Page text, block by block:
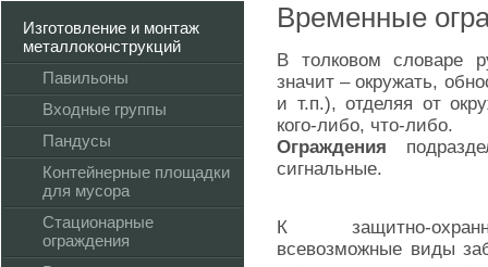
Временные
В толковом словаре
значит – окружать,
и т.п.), отделяя от
кого-либо, что-либо.
Ограждения
сигнальные.
К защитно-
всевозможные виды
Изготовление и монтаж
металлоконструкций
Павильоны
Входные группы
Пандусы
Контейнерные площадки
для мусора
Стационарные
ограждения